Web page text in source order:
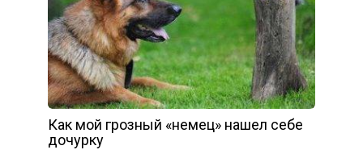
Как мой грозный «немец» нашел себе
дочурку